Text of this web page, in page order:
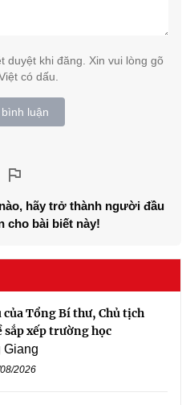
duyệt khi đăng. Xin vui lòng gõ
có dấu.
luận
hãy trở thành người đầu
cho bài biết này!
của Tổng Bí thư, Chủ tịch
sắp xếp trường học
Giang
2026